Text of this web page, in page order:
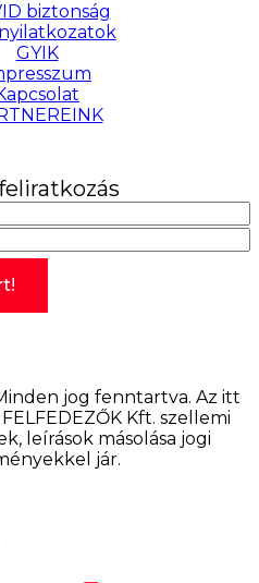
biztonság
GYIK
jog fenntartva. Az itt
Kft. szellemi
leírások másolása jogi
jár.